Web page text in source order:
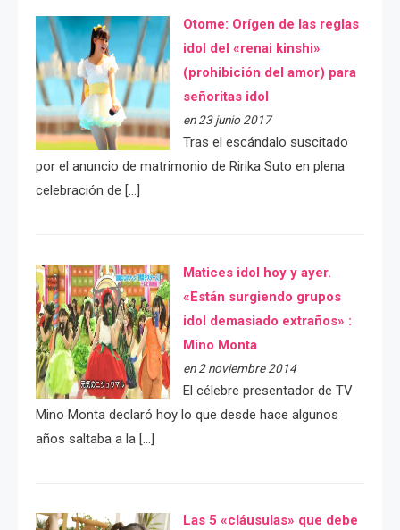
Otome: Orígen de las reglas
idol del «renai kinshi»
(prohibición del amor) para
señoritas idol
en 23 junio 2017
Tras el escándalo suscitado
por el anuncio de matrimonio de Ririka Suto en plena
celebración de […]
Matices idol hoy y ayer.
«Están surgiendo grupos
idol demasiado extraños» :
Mino Monta
en 2 noviembre 2014
El célebre presentador de TV
Mino Monta declaró hoy lo que desde hace algunos
años saltaba a la […]
Las 5 «cláusulas» que debe